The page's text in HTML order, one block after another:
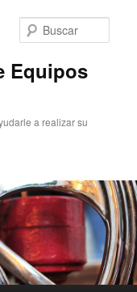
Equipos
a realizar su